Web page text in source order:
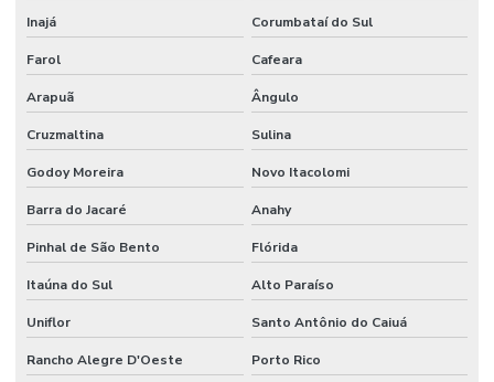
Inajá Corumbataí do Sul
Farol Cafeara
Arapuã Ângulo
Cruzmaltina Sulina
Godoy Moreira Novo Itacolomi
Barra do Jacaré Anahy
Pinhal de São Bento Flórida
Itaúna do Sul Alto Paraíso
Uniflor Santo Antônio do Caiuá
Rancho Alegre D'Oeste Porto Rico